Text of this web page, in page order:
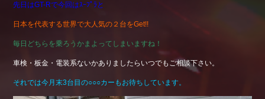
先日はGT-Rで今回はｽｰﾌﾟﾗと
日本を代表する世界で大人気の２台をGet!!
毎日どちらを乗ろうかまよってしまいますね！
車検・板金・電装系ないかありましたらいつでもご相談下さい。
それでは今月末3台目の○○○カーもお待ちしています。